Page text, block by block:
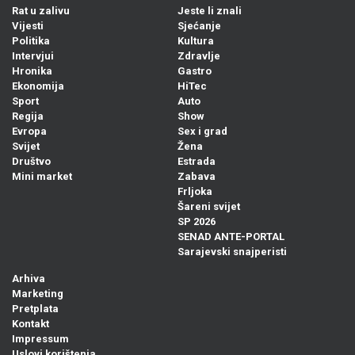
Rat u zalivu
Vijesti
Politika
Intervjui
Hronika
Ekonomija
Sport
Regija
Evropa
Svijet
Društvo
Mini market
Jeste li znali
Sjećanje
Kultura
Zdravlje
Gastro
HiTec
Auto
Show
Sex i grad
Žena
Estrada
Zabava
Frljoka
Šareni svijet
SP 2026
SENAD ANTE-PORTAL
Sarajevski snajperisti
Arhiva
Marketing
Pretplata
Kontakt
Impressum